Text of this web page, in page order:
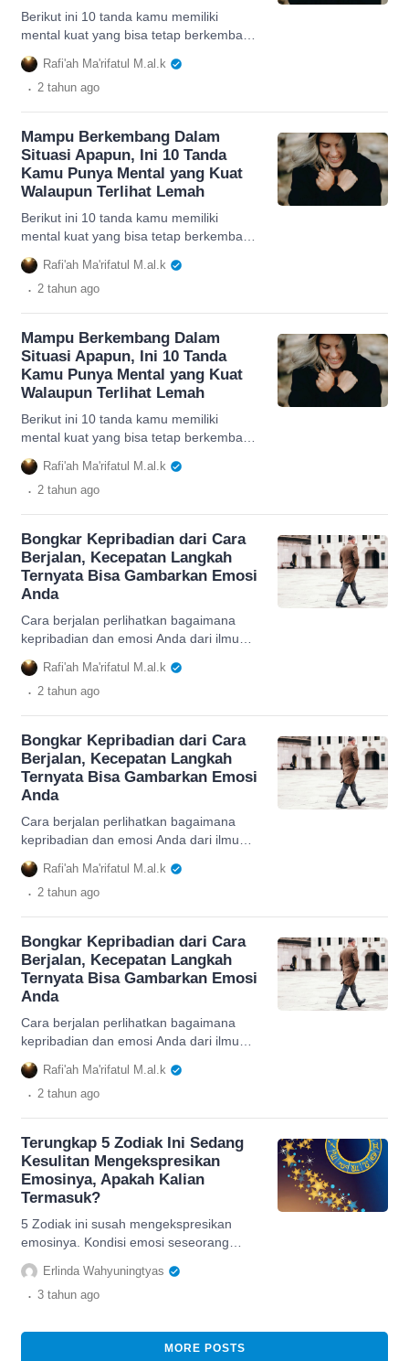
Berikut ini 10 tanda kamu memiliki
mental kuat yang bisa tetap berkembang
dalam situasi apapun. Salah satunya
mampu mengendalikan emosi.
Rafi'ah Ma'rifatul M.al.k
. 2 tahun ago
Mampu Berkembang Dalam
Situasi Apapun, Ini 10 Tanda
Kamu Punya Mental yang Kuat
Walaupun Terlihat Lemah
Berikut ini 10 tanda kamu memiliki
mental kuat yang bisa tetap berkembang
dalam situasi apapun. Salah satunya
mampu mengendalikan emosi.
Rafi'ah Ma'rifatul M.al.k
. 2 tahun ago
Mampu Berkembang Dalam
Situasi Apapun, Ini 10 Tanda
Kamu Punya Mental yang Kuat
Walaupun Terlihat Lemah
Berikut ini 10 tanda kamu memiliki
mental kuat yang bisa tetap berkembang
dalam situasi apapun. Salah satunya
mampu mengendalikan emosi.
Rafi'ah Ma'rifatul M.al.k
. 2 tahun ago
Bongkar Kepribadian dari Cara
Berjalan, Kecepatan Langkah
Ternyata Bisa Gambarkan Emosi
Anda
Cara berjalan perlihatkan bagaimana
kepribadian dan emosi Anda dari ilmu
Psikologi. Apa saja ya? Yuk cari tahu di
sini!
Rafi'ah Ma'rifatul M.al.k
. 2 tahun ago
Bongkar Kepribadian dari Cara
Berjalan, Kecepatan Langkah
Ternyata Bisa Gambarkan Emosi
Anda
Cara berjalan perlihatkan bagaimana
kepribadian dan emosi Anda dari ilmu
Psikologi. Apa saja ya? Yuk cari tahu di
sini!
Rafi'ah Ma'rifatul M.al.k
. 2 tahun ago
Bongkar Kepribadian dari Cara
Berjalan, Kecepatan Langkah
Ternyata Bisa Gambarkan Emosi
Anda
Cara berjalan perlihatkan bagaimana
kepribadian dan emosi Anda dari ilmu
Psikologi. Apa saja ya? Yuk cari tahu di
sini!
Rafi'ah Ma'rifatul M.al.k
. 2 tahun ago
Terungkap 5 Zodiak Ini Sedang
Kesulitan Mengekspresikan
Emosinya, Apakah Kalian
Termasuk?
5 Zodiak ini susah mengekspresikan
emosinya. Kondisi emosi seseorang
memang tidak tertentu, berikut ramalan
emosional sesorang saat ini.
Erlinda Wahyuningtyas
. 3 tahun ago
MORE POSTS